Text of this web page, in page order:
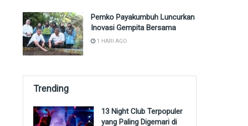
Pemko Payakumbuh Luncurkan
Inovasi Gempita Bersama
1 HARI AGO
Trending
13 Night Club Terpopuler
yang Paling Digemari di